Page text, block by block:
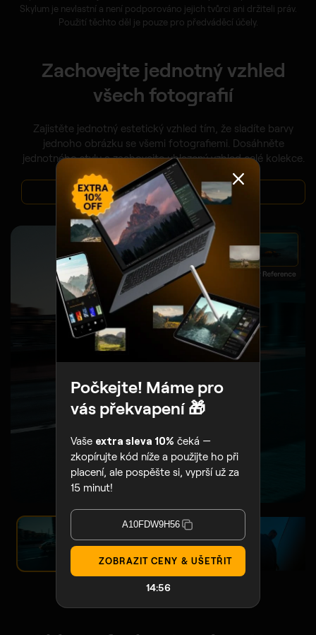
Skylum je nevlastní a není podporováno jejich tvůrci ani držiteli práv.
Použití těchto děl je pouze pro předváděcí účely.
Zachovejte jednotný vzhled
všech fotografií
Zajistěte jednotný estetický vzhled tím, že sladíte barvy
jednoho obrázku se všemi fotografiemi. Dosáhněte
jednotného stylu a zachovejte uhlazený vzhled celé kolekce.
PROHLÉDNOUT CENY
DŘÍVE NYNÍ
Počkejte! Máme pro
vás překvapení 🎁
Vaše extra sleva 10% čeká —
zkopírujte kód níže a použijte ho při
placení, ale pospěšte si, vyprší už za
15 minut!
A10FDW9H56
ZOBRAZIT CENY & UŠETŘIT
14:54